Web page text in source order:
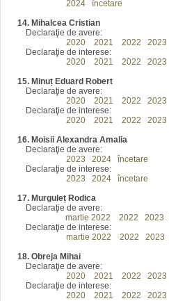
2024
încetare
14. Mihalcea Cristian
Declaraţie de avere:
2020 2021 2022 2023
Declaraţie de interese:
2020 2021 2022 2023
15. Minuț Eduard Robert
Declaraţie de avere:
2020 2021 2022 2023
Declaraţie de interese:
2020 2021 2022 2023
16. Moisii Alexandra Amalia
Declaraţie de avere:
2023 2024
încetare
Declaraţie de interese:
2023 2024
încetare
17. Murguleț Rodica
Declaraţie de avere:
martie 2022
2022 2023
Declaraţie de interese:
martie 2022 2022 2023
18. Obreja Mihai
Declaraţie de avere:
2020 2021 2022 2023
Declaraţie de interese:
2020 2021 2022 2023